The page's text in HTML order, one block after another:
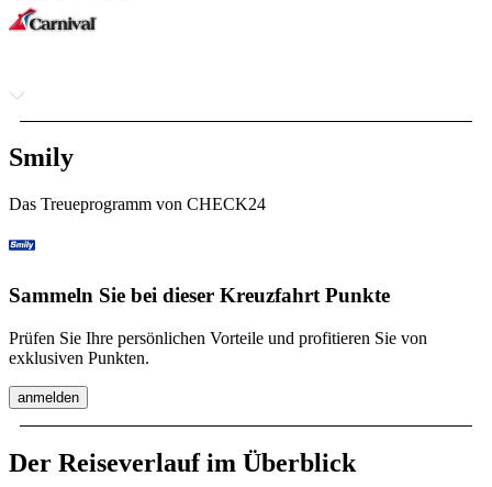
Smily
Das Treueprogramm von CHECK24
Sammeln Sie bei dieser Kreuzfahrt Punkte
Prüfen Sie Ihre persönlichen Vorteile und profitieren Sie von
exklusiven Punkten.
anmelden
Der Reiseverlauf im Überblick